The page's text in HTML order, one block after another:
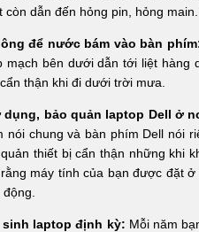
còn dẫn đến hỏng pin, hỏng
để nước bám vào bàn
mạch bên dưới dẫn tới liệt hàng
thận khi đi dưới trời mưa.
dụng, bảo quản laptop Dell ở
nói chung và bàn phím Dell nói
thiết bị cẩn thận những khi
máy tính của bạn được đặt
sinh laptop định kỳ: Mỗi năm